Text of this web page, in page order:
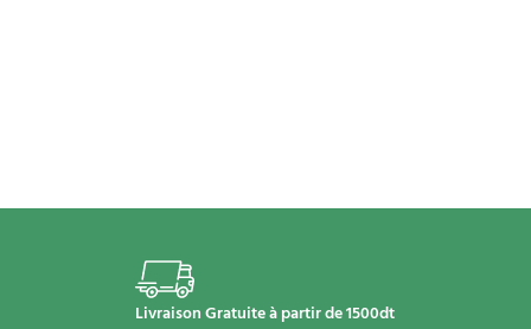
Livraison Gratuite à partir de 1500dt